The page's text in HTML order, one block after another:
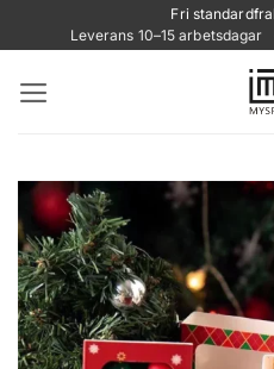
to
content
Fri
Leverans 10–15 arbetsdagar